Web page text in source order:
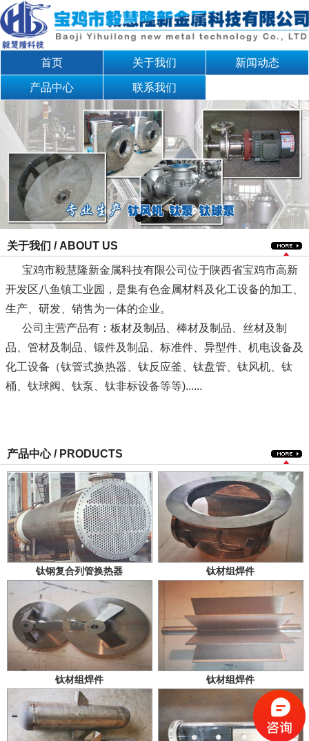
首页 关于我们 新闻动态
产品中心 联系我们
关于我们 / ABOUT US
宝鸡市毅慧隆新金属科技有限公司位于陕西省宝鸡市高新
开发区八鱼镇工业园，是集有色金属材料及化工设备的加工、
生产、研发、销售为一体的企业。
公司主营产品有：板材及制品、棒材及制品、丝材及制
品、管材及制品、锻件及制品、标准件、异型件、机电设备及
化工设备（钛管式换热器、钛反应釜、钛盘管、钛风机、钛
桶、钛球阀、钛泵、钛非标设备等等)......
产品中心 / PRODUCTS
钛钢复合列管换热器 钛材组焊件
钛材组焊件 钛材组焊件